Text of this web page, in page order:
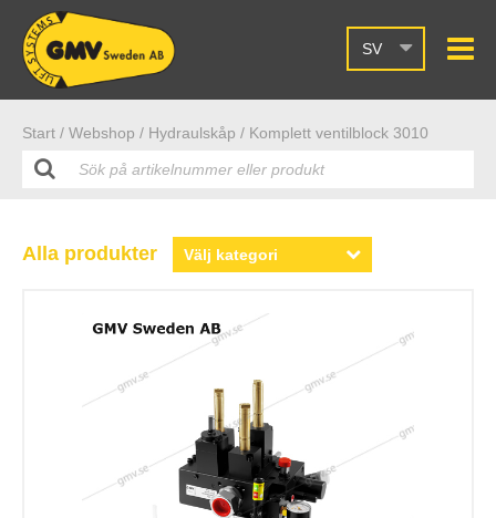
SV
Start / Webshop / Hydraulskåp / Komplett ventilblock 3010
Alla produkter